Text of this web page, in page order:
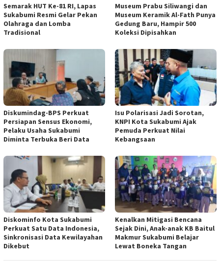
Semarak HUT Ke-81 RI, Lapas
Sukabumi Resmi Gelar Pekan
Olahraga dan Lomba
Tradisional
Museum Prabu Siliwangi dan
Museum Keramik Al-Fath Punya
Gedung Baru, Hampir 500
Koleksi Dipisahkan
Diskumindag-BPS Perkuat
Persiapan Sensus Ekonomi,
Pelaku Usaha Sukabumi
Diminta Terbuka Beri Data
Isu Polarisasi Jadi Sorotan,
KNPI Kota Sukabumi Ajak
Pemuda Perkuat Nilai
Kebangsaan
Diskominfo Kota Sukabumi
Perkuat Satu Data Indonesia,
Sinkronisasi Data Kewilayahan
Dikebut
Kenalkan Mitigasi Bencana
Sejak Dini, Anak-anak KB Baitul
Makmur Sukabumi Belajar
Lewat Boneka Tangan